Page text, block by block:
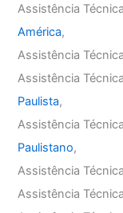
Assistência
América,
Assistência
Assistência
Paulista,
Assistência
Paulistano,
Assistência
Assistência